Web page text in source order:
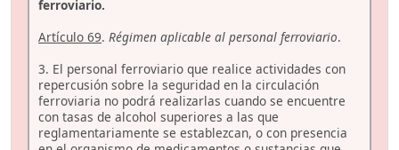
ferroviario.
Artículo 69. Régimen aplicable al personal ferroviario.
3. El personal ferroviario que realice actividades con
repercusión sobre la seguridad en la circulación
ferroviaria no podrá realizarlas cuando se encuentre
con tasas de alcohol superiores a las que
reglamentariamente se establezcan, o con presencia